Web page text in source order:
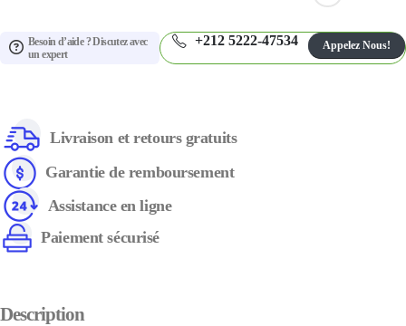
Besoin d’aide ? Discutez avec
un expert
+212 5222-47534 Appelez Nous!
Livraison et retours gratuits
Garantie de remboursement
Assistance en ligne
Paiement sécurisé
Description